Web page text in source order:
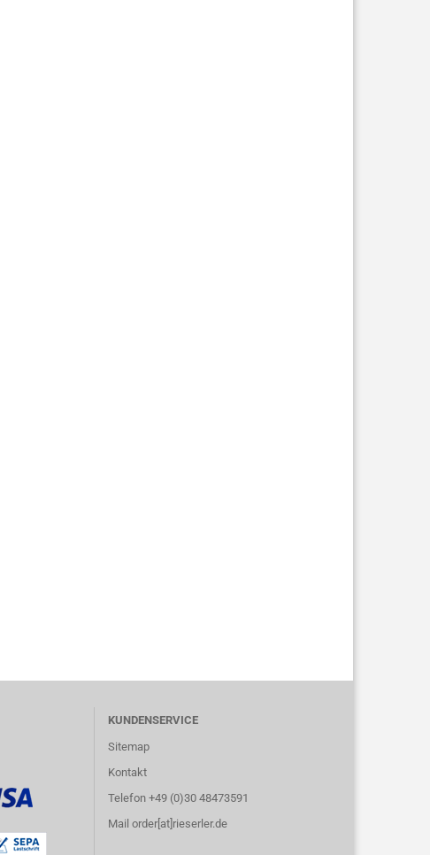
KUNDENSERVICE
Sitemap
Kontakt
Telefon +49 (0)30 48473591
Mail order[at]rieserler.de